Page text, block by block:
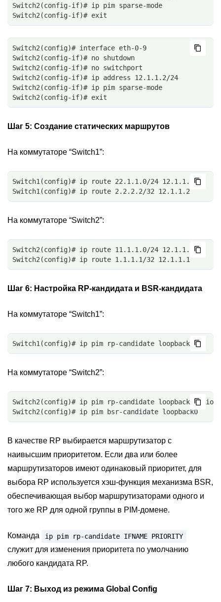
Switch2(config-if)# ip pim sparse-mode
Switch2(config-if)# exit
Switch2(config)# interface eth-0-9
Switch2(config-if)# no shutdown
Switch2(config-if)# no switchport
Switch2(config-if)# ip address 12.1.1.2/24
Switch2(config-if)# ip pim sparse-mode
Switch2(config-if)# exit
Шаг 5: Создание статических маршрутов
На коммутаторе “Switch1”:
Switch1(config)# ip route 22.1.1.0/24 12.1.1.2
Switch1(config)# ip route 2.2.2.2/32 12.1.1.2
На коммутаторе “Switch2”:
Switch2(config)# ip route 11.1.1.0/24 12.1.1.1
Switch2(config)# ip route 1.1.1.1/32 12.1.1.1
Шаг 6: Настройка RP-кандидата и BSR-кандидата
На коммутаторе “Switch1”:
Switch1(config)# ip pim rp-candidate loopback0
На коммутаторе “Switch2”:
Switch2(config)# ip pim rp-candidate loopback0
Switch2(config)# ip pim bsr-candidate loopback0
В качестве RP выбирается маршрутизатор с
наивысшим приоритетом. Если два или более
маршрутизаторов имеют одинаковый приоритет, для
выбора RP используется хэш-функция механизма BSR,
обеспечивающая выбор маршрутизаторами одного и
того же RP для одной группы в PIM-домене.
Команда ip pim rp-candidate IFNAME PRIORITY
служит для изменения приоритета по умолчанию
любого кандидата RP.
Шаг 7: Выход из режима Global Config